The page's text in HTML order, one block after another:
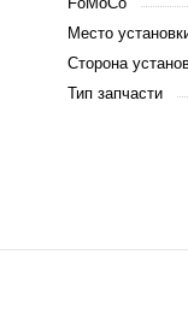
Место
Сторона
Тип запчасти